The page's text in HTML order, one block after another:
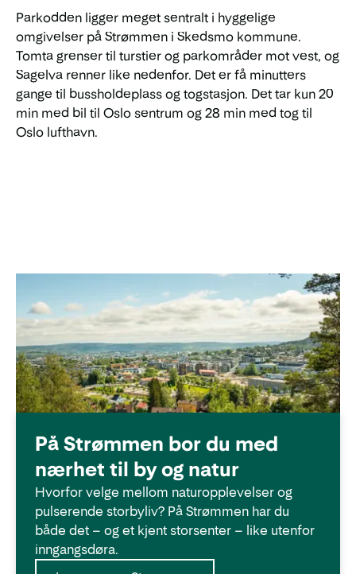
Parkodden ligger meget sentralt i hyggelige
omgivelser på Strømmen i Skedsmo kommune.
Tomta grenser til turstier og parkområder mot vest, og
Sagelva renner like nedenfor. Det er få minutters
gange til bussholdeplass og togstasjon. Det tar kun 20
min med bil til Oslo sentrum og 28 min med tog til
Oslo lufthavn.
På Strømmen bor du med
nærhet til by og natur
Hvorfor velge mellom naturopplevelser og
pulserende storbyliv? På Strømmen har du
både det – og et kjent storsenter – like utenfor
inngangsdøra.